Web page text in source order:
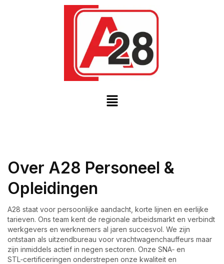
Over A28 Personeel &
Opleidingen
A28 staat voor persoonlijke aandacht, korte lijnen en eerlijke
tarieven. Ons team kent de regionale arbeidsmarkt en verbindt
werkgevers en werknemers al jaren succesvol. We zijn
ontstaan als uitzendbureau voor vrachtwagenchauffeurs maar
zijn inmiddels actief in negen sectoren. Onze SNA‑ en
STL‑certificeringen onderstrepen onze kwaliteit en